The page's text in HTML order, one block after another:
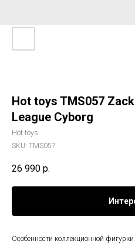
Hot toys TMS057
League Cyborg
Hot toys
SKU: TMS057
26 990 р.
Особенности коллекционной